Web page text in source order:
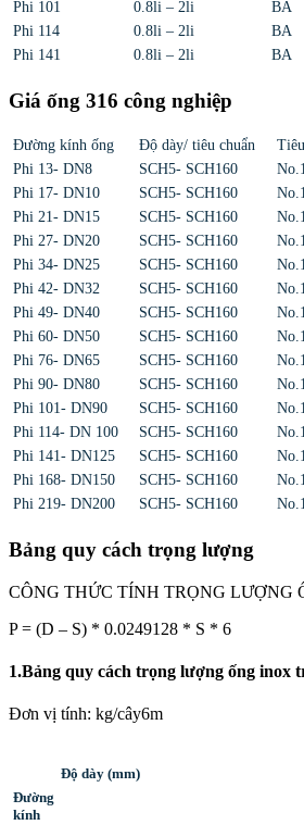
Phi 101 0.8li – 2li BA
Phi 114
0.8li – 2li BA
Phi 141
0.8li – 2li BA
Giá ống 316 công nghiệp
Đường kính ống Độ dày/ tiêu chuẩn
Phi 13- DN8
SCH5- SCH160
Phi 17- DN10
SCH5- SCH160
Phi 21- DN15
SCH5- SCH160
Phi 27- DN20
SCH5- SCH160
Phi 34- DN25
SCH5- SCH160
Phi 42- DN32
SCH5- SCH160
Phi 49- DN40
SCH5- SCH160
Phi 60- DN50
SCH5- SCH160
Phi 76- DN65
SCH5- SCH160
Phi 90- DN80
SCH5- SCH160
Phi 101- DN90
SCH5- SCH160
Phi 114- DN 100
SCH5- SCH160
Phi 141- DN125
SCH5- SCH160
Phi 168- DN150
SCH5- SCH160
Phi 219- DN200
SCH5- SCH160
Bảng quy cách trọng lượng
CÔNG THỨC TÍNH TRỌNG LƯỢNG
P = (D – S) * 0.0249128 * S * 6
1.Bảng quy cách trọng lượng ống inox
Đơn vị tính: kg/cây6m
Đường
kính
Độ dày (mm)